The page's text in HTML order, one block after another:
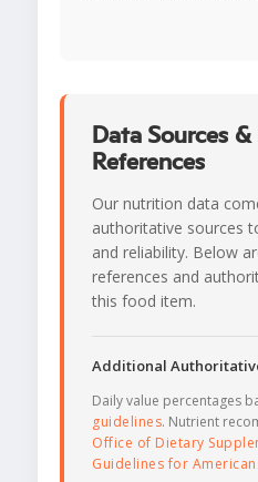
Data Sources
References
Our nutrition data
authoritative sources
and reliability. Below
references and
this food item.
Additional
Daily value percentages
guidelines. Nutrient
Office of Dietary
Guidelines for